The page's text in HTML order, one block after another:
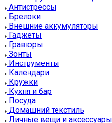
Антистрессы
Брелоки
Внешние аккумуляторы
Гаджеты
Гравюры
Зонты
Инструменты
Календари
Кружки
Кухня и бар
Посуда
Домашний текстиль
Личные вещи и аксессуары